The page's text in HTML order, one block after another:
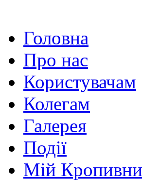
Головна
Про нас
Користувачам
Колегам
Галерея
Події
Мій